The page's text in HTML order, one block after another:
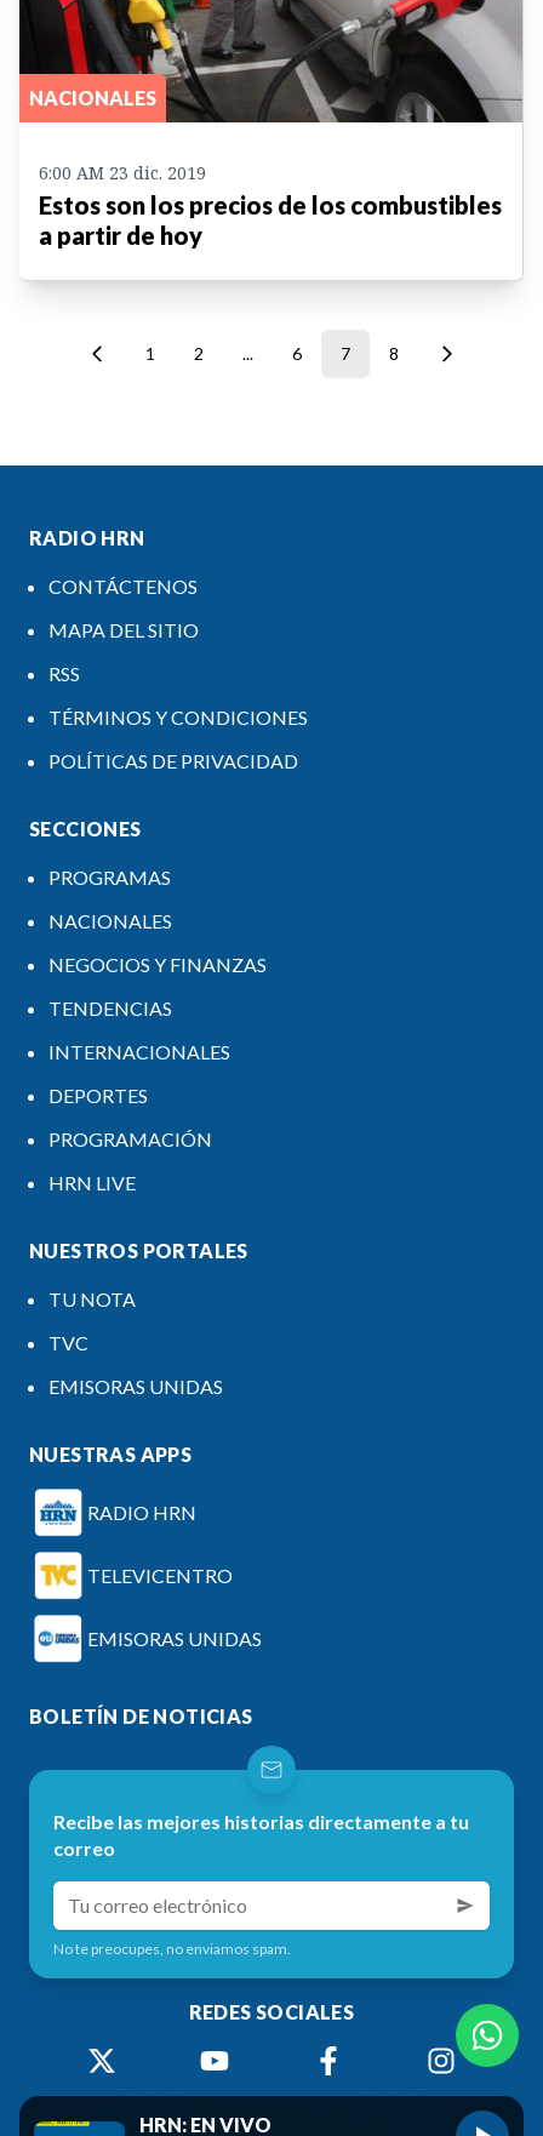
NACIONALES
6:00 AM 23 dic. 2019
Estos son los precios de los combustibles
a partir de hoy
1 2 ... 6 7 8
RADIO HRN
CONTÁCTENOS
MAPA DEL SITIO
RSS
TÉRMINOS Y CONDICIONES
POLÍTICAS DE PRIVACIDAD
SECCIONES
PROGRAMAS
NACIONALES
NEGOCIOS Y FINANZAS
TENDENCIAS
INTERNACIONALES
DEPORTES
PROGRAMACIÓN
HRN LIVE
NUESTROS PORTALES
TU NOTA
TVC
EMISORAS UNIDAS
NUESTRAS APPS
RADIO HRN
TELEVICENTRO
EMISORAS UNIDAS
BOLETÍN DE NOTICIAS
Recibe las mejores historias directamente a tu
correo
No te preocupes, no enviamos spam.
REDES SOCIALES
HRN: EN VIVO